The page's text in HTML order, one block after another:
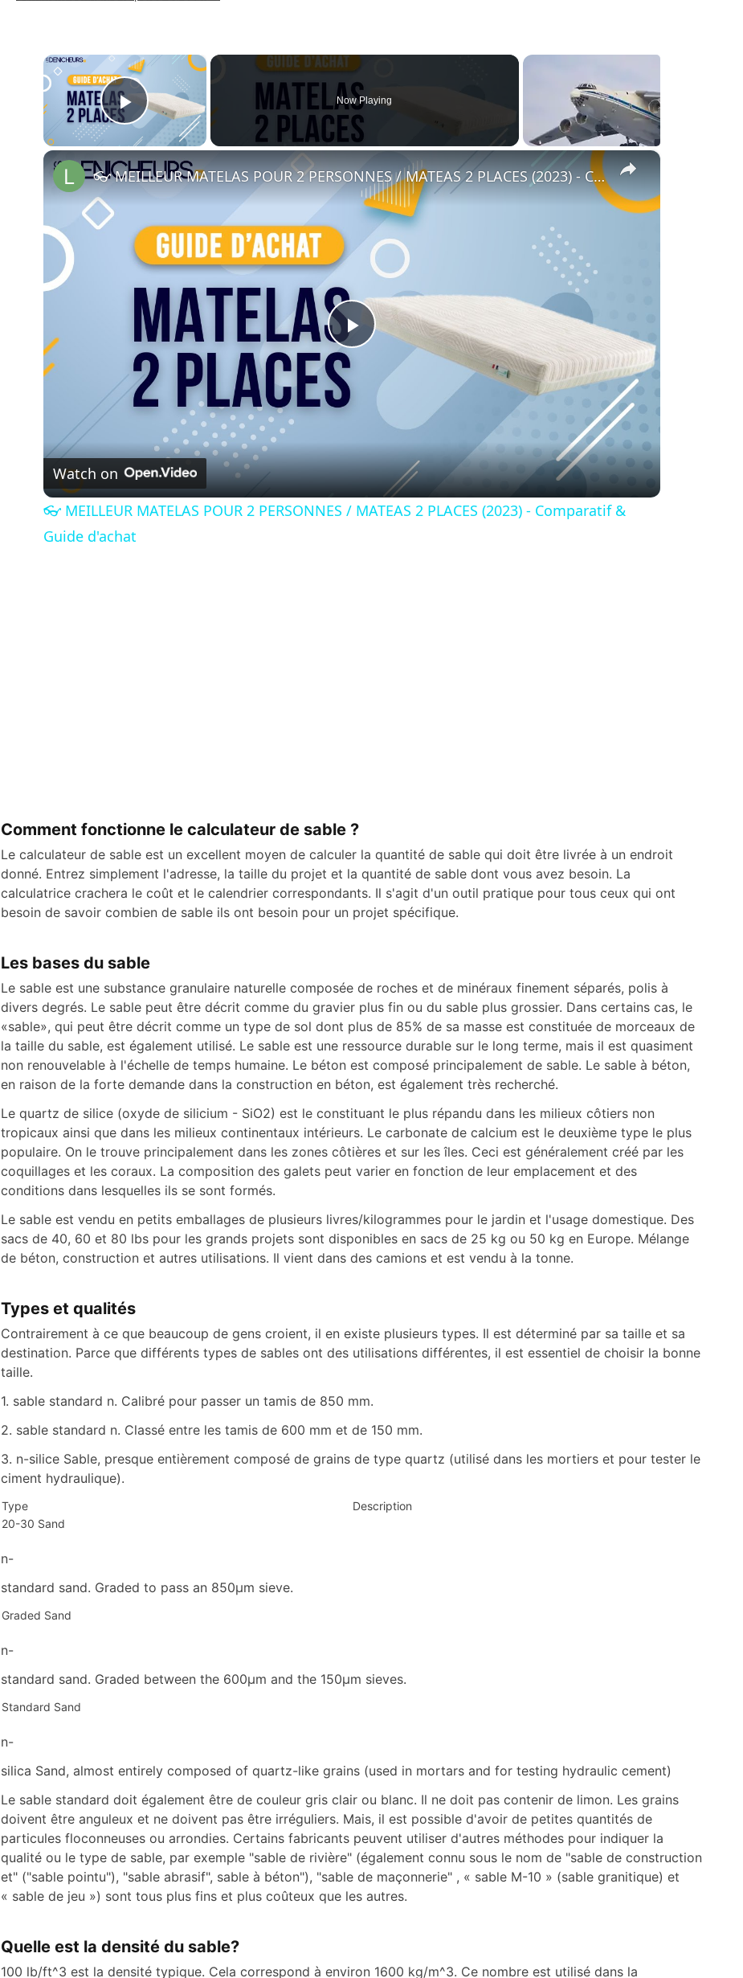
×
Play Video
Now Playing
×
P
a
y
👓 MEILLEUR MATELAS POUR 2 PERSONNES / MATEAS 2 PLACES (2023) - Comparatif & Guide d'achat
Watch on
👓 MEILLEUR MATELAS POUR 2 PERSONNES / MATEAS 2 PLACES (2023) - Comparatif &
Guide d'achat
Comment fonctionne le calculateur de sable ?
Le calculateur de sable est un excellent moyen de calculer la quantité de sable qui doit être livrée à un endroit
donné. Entrez simplement l'adresse, la taille du projet et la quantité de sable dont vous avez besoin. La
calculatrice crachera le coût et le calendrier correspondants. Il s'agit d'un outil pratique pour tous ceux qui ont
besoin de savoir combien de sable ils ont besoin pour un projet spécifique.
Les bases du sable
Le sable est une substance granulaire naturelle composée de roches et de minéraux finement séparés, polis à
divers degrés. Le sable peut être décrit comme du gravier plus fin ou du sable plus grossier. Dans certains cas, le
«sable», qui peut être décrit comme un type de sol dont plus de 85% de sa masse est constituée de morceaux de
la taille du sable, est également utilisé. Le sable est une ressource durable sur le long terme, mais il est quasiment
non renouvelable à l'échelle de temps humaine. Le béton est composé principalement de sable. Le sable à béton,
en raison de la forte demande dans la construction en béton, est également très recherché.
Le quartz de silice (oxyde de silicium - SiO2) est le constituant le plus répandu dans les milieux côtiers non
tropicaux ainsi que dans les milieux continentaux intérieurs. Le carbonate de calcium est le deuxième type le plus
populaire. On le trouve principalement dans les zones côtières et sur les îles. Ceci est généralement créé par les
coquillages et les coraux. La composition des galets peut varier en fonction de leur emplacement et des
conditions dans lesquelles ils se sont formés.
Le sable est vendu en petits emballages de plusieurs livres/kilogrammes pour le jardin et l'usage domestique. Des
sacs de 40, 60 et 80 lbs pour les grands projets sont disponibles en sacs de 25 kg ou 50 kg en Europe. Mélange
de béton, construction et autres utilisations. Il vient dans des camions et est vendu à la tonne.
Types et qualités
Contrairement à ce que beaucoup de gens croient, il en existe plusieurs types. Il est déterminé par sa taille et sa
destination. Parce que différents types de sables ont des utilisations différentes, il est essentiel de choisir la bonne
taille.
1. sable standard n. Calibré pour passer un tamis de 850 mm.
2. sable standard n. Classé entre les tamis de 600 mm et de 150 mm.
3. n-silice Sable, presque entièrement composé de grains de type quartz (utilisé dans les mortiers et pour tester le
ciment hydraulique).
Type
Description
20-30 Sand
n-
standard sand. Graded to pass an 850μm sieve.
Graded Sand
n-
standard sand. Graded between the 600μm and the 150μm sieves.
Standard Sand
n-
silica Sand, almost entirely composed of quartz-like grains (used in mortars and for testing hydraulic cement)
Le sable standard doit également être de couleur gris clair ou blanc. Il ne doit pas contenir de limon. Les grains
doivent être anguleux et ne doivent pas être irréguliers. Mais, il est possible d'avoir de petites quantités de
particules floconneuses ou arrondies. Certains fabricants peuvent utiliser d'autres méthodes pour indiquer la
qualité ou le type de sable, par exemple "sable de rivière" (également connu sous le nom de "sable de construction
et" ("sable pointu"), "sable abrasif", sable à béton"), "sable de maçonnerie" , « sable M-10 » (sable granitique) et
« sable de jeu ») sont tous plus fins et plus coûteux que les autres.
Quelle est la densité du sable?
100 lb/ft^3 est la densité typique. Cela correspond à environ 1600 kg/m^3. Ce nombre est utilisé dans la